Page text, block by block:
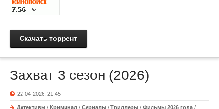
Скачать торрент
Захват 3 сезон (2026)
22-04-2026, 21:45
Детективы / Криминал / Сериалы / Триллеры / Фильмы 2026 года /